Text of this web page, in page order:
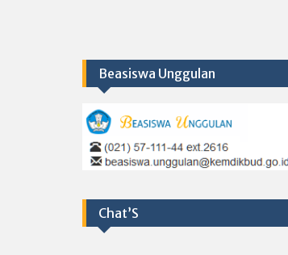
Beasiswa Unggulan
Chat’S